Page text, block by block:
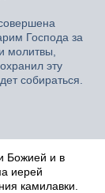
Господа за
молитвы,
эту
собираться.
Божией и в
иерей
камилавки.